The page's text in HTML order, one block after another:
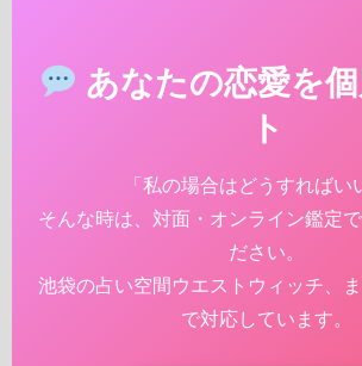
あなたの恋愛を
ト
「私の場合はどうすればい
そんな時は、対面・オンライン鑑定
ださい。
池袋の占い空間ウエストウィッチ、
で対応しています。